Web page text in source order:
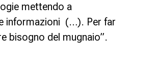
mettendo a
informazioni (…). Per far
bisogno del mugnaio”.